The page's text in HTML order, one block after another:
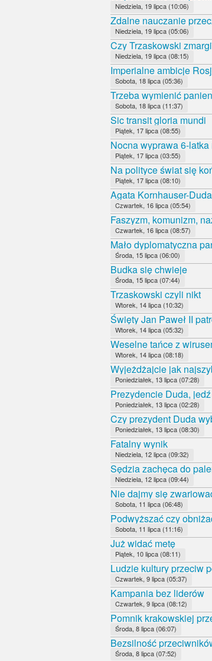
Niedziela, 19 lipca (10:06)
Zdalne nauczanie
Niedziela, 19 lipca (05:06)
Czy Trzaskowski
Niedziela, 19 lipca (08:15)
Imperialne ambicje
Sobota, 18 lipca (05:36)
Trzeba wymienić
Sobota, 18 lipca (11:37)
Sic transit gloria mundi
Piątek, 17 lipca (08:55)
Nocna wyprawa 6-latka
Piątek, 17 lipca (03:55)
Na polityce świat się
Piątek, 17 lipca (08:10)
Agata Kornhauser-
Czwartek, 16 lipca (05:54)
Faszyzm, komunizm,
Czwartek, 16 lipca (08:57)
Mało dyplomatyczna
Środa, 15 lipca (06:00)
Budka się chwieje
Środa, 15 lipca (07:44)
Trzaskowski czyli nikt
Wtorek, 14 lipca (10:32)
Święty Jan Paweł II
Wtorek, 14 lipca (05:32)
Weselne tańce z
Wtorek, 14 lipca (08:18)
Wyjeżdżajcie jak
Poniedziałek, 13 lipca (07:28)
Prezydencie Duda,
Poniedziałek, 13 lipca (02:28)
Czy prezydent Duda
Poniedziałek, 13 lipca (08:30)
Fatalny wynik
Niedziela, 12 lipca (09:32)
Sędzia zachęca do
Niedziela, 12 lipca (09:44)
Nie dajmy się
Sobota, 11 lipca (06:48)
Podwyższać czy
Sobota, 11 lipca (11:16)
Już widać metę
Piątek, 10 lipca (08:11)
Ludzie kultury przeciw
Czwartek, 9 lipca (05:37)
Kampania bez liderów
Czwartek, 9 lipca (08:12)
Pomnik krakowskiej
Środa, 8 lipca (06:07)
Bezsilność
Środa, 8 lipca (07:52)